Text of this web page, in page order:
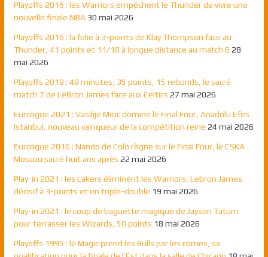
Playoffs 2016 : les Warriors empêchent le Thunder de vivre une
nouvelle finale NBA 30 mai 2026
Playoffs 2016 : la folie à 3-points de Klay Thompson face au
Thunder, 41 points et 11/18 à longue distance au match 6 28
mai 2026
Playoffs 2018 : 48 minutes, 35 points, 15 rebonds, le sacré
match 7 de LeBron James face aux Celtics 27 mai 2026
Euroligue 2021 : Vasilije Micic domine le Final Four, Anadolu Efes
Istanbul, nouveau vainqueur de la compétition reine 24 mai 2026
Euroligue 2016 : Nando de Colo règne sur le Final Four, le CSKA
Moscou sacré huit ans après 22 mai 2026
Play-in 2021 : les Lakers éliminent les Warriors, Lebron James
décisif à 3-points et en triple-double 19 mai 2026
Play-in 2021 : le coup de baguette magique de Jayson Tatum
pour terrasser les Wizards, 50 points 18 mai 2026
Playoffs 1995 : le Magic prend les Bulls par les cornes, sa